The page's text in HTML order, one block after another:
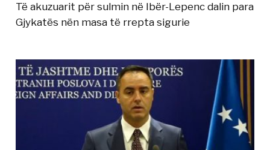
Të akuzuarit për sulmin në Ibër-Lepenc dalin para
Gjykatës nën masa të rrepta sigurie